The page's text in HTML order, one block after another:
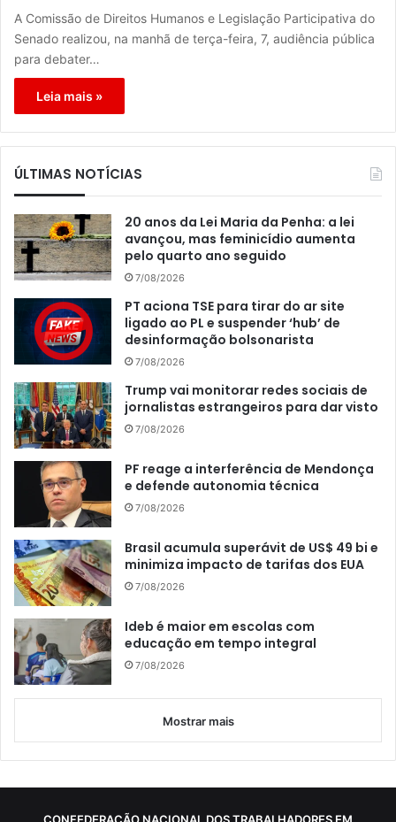
A Comissão de Direitos Humanos e Legislação Participativa do
Senado realizou, na manhã de terça-feira, 7, audiência pública
para debater…
Leia mais »
ÚLTIMAS NOTÍCIAS
20 anos da Lei Maria da Penha: a lei
avançou, mas feminicídio aumenta
pelo quarto ano seguido
7/08/2026
PT aciona TSE para tirar do ar site
ligado ao PL e suspender ‘hub’ de
desinformação bolsonarista
7/08/2026
Trump vai monitorar redes sociais de
jornalistas estrangeiros para dar visto
7/08/2026
PF reage a interferência de Mendonça
e defende autonomia técnica
7/08/2026
Brasil acumula superávit de US$ 49 bi e
minimiza impacto de tarifas dos EUA
7/08/2026
Ideb é maior em escolas com
educação em tempo integral
7/08/2026
Mostrar mais